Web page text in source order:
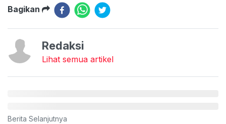
Bagikan
Redaksi
Lihat semua artikel
Berita Selanjutnya